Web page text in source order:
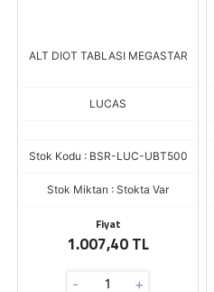
ALT DIOT TABLASI MEGASTAR
LUCAS
Stok Kodu : BSR-LUC-UBT500
Stok Miktarı : Stokta Var
Fiyat
1.007,40 TL
- +